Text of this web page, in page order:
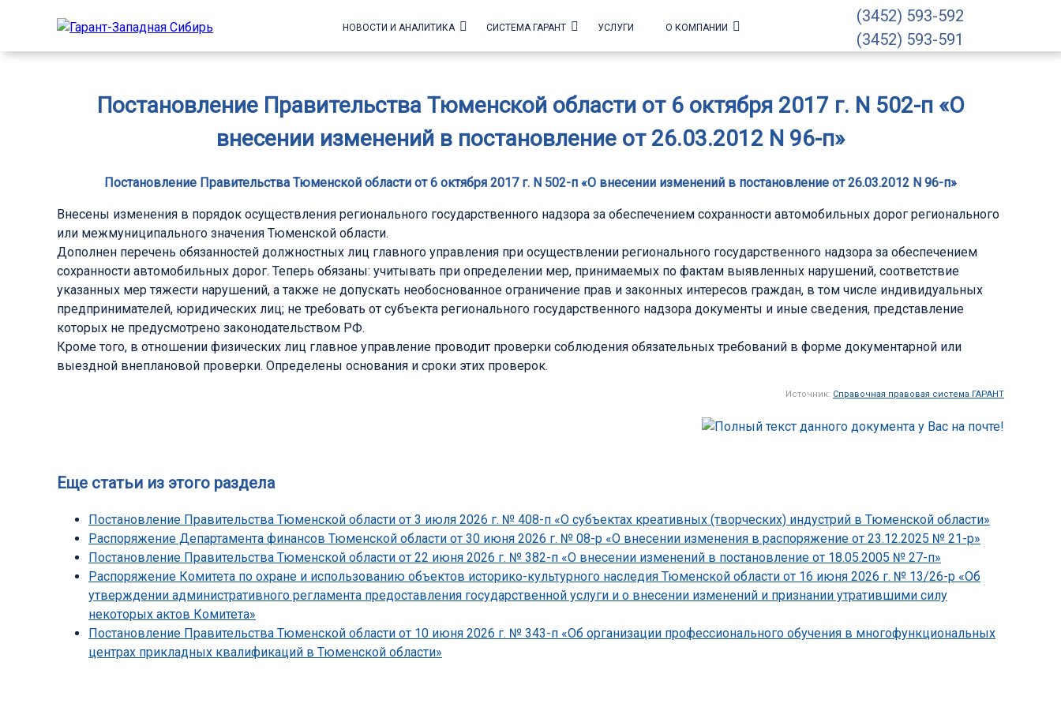
НОВОСТИ И АНАЛИТИКА СИСТЕМА ГАРАНТ УСЛУГИ О КОМПАНИИ
(3452) 593-592
(3452) 593-591
Постановление Правительства Тюменской области от 6 октября 2017 г. N 502-п «О
внесении изменений в постановление от 26.03.2012 N 96-п»
Постановление Правительства Тюменской области от 6 октября 2017 г. N 502-п «О внесении изменений в постановление от 26.03.2012 N 96-п»
Внесены изменения в порядок осуществления регионального государственного надзора за обеспечением сохранности автомобильных дорог регионального
или межмуниципального значения Тюменской области.
Дополнен перечень обязанностей должностных лиц главного управления при осуществлении регионального государственного надзора за обеспечением
сохранности автомобильных дорог. Теперь обязаны: учитывать при определении мер, принимаемых по фактам выявленных нарушений, соответствие
указанных мер тяжести нарушений, а также не допускать необоснованное ограничение прав и законных интересов граждан, в том числе индивидуальных
предпринимателей, юридических лиц; не требовать от субъекта регионального государственного надзора документы и иные сведения, представление
которых не предусмотрено законодательством РФ.
Кроме того, в отношении физических лиц главное управление проводит проверки соблюдения обязательных требований в форме документарной или
выездной внеплановой проверки. Определены основания и сроки этих проверок.
Источник: Справочная правовая система ГАРАНТ
Еще статьи из этого раздела
Постановление Правительства Тюменской области от 3 июля 2026 г. № 408-п «О субъектах креативных (творческих) индустрий в Тюменской области»
Распоряжение Департамента финансов Тюменской области от 30 июня 2026 г. № 08-р «О внесении изменения в распоряжение от 23.12.2025 № 21-р»
Постановление Правительства Тюменской области от 22 июня 2026 г. № 382-п «О внесении изменений в постановление от 18.05.2005 № 27-п»
Распоряжение Комитета по охране и использованию объектов историко-культурного наследия Тюменской области от 16 июня 2026 г. № 13/26-р «Об
утверждении административного регламента предоставления государственной услуги и о внесении изменений и признании утратившими силу
некоторых актов Комитета»
Постановление Правительства Тюменской области от 10 июня 2026 г. № 343-п «Об организации профессионального обучения в многофункциональных
центрах прикладных квалификаций в Тюменской области»